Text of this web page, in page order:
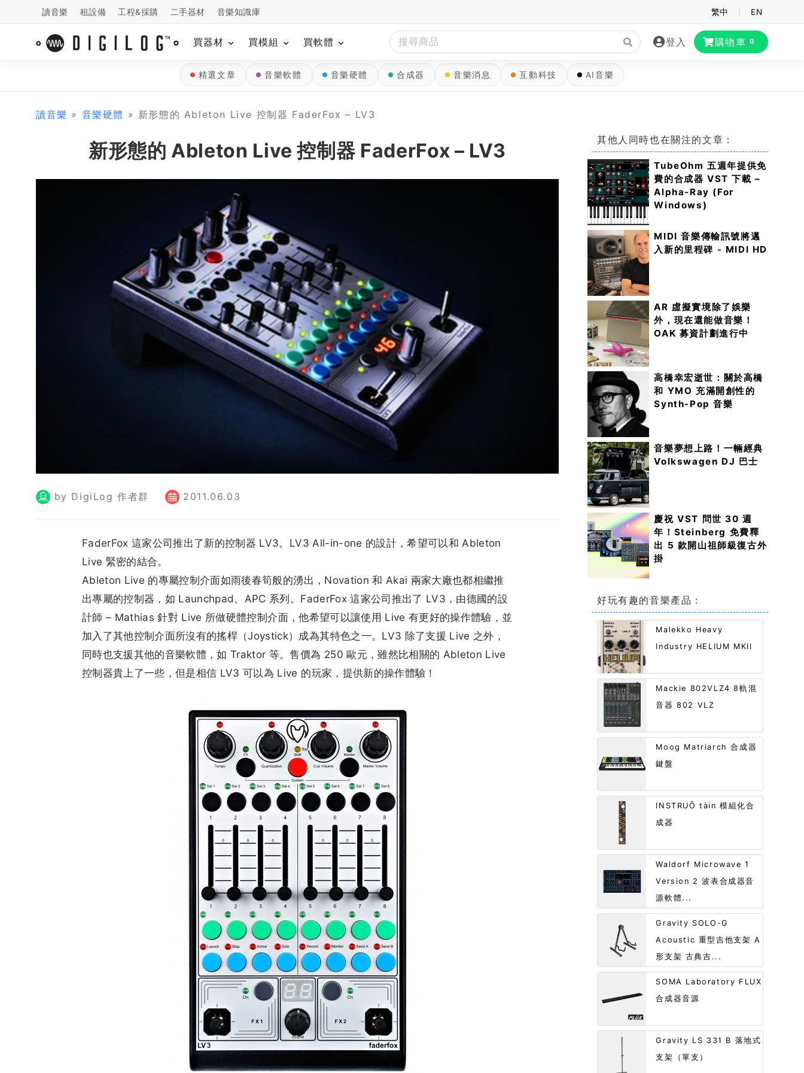
讀音樂 租設備 工程&採購 二手器材 音樂知識庫 繁中 EN
買器材 買模組 買軟體 登入 購物車 0
精選文章 音樂軟體 音樂硬體 合成器 音樂消息 互動科技 AI音樂
讀音樂 » 音樂硬體 » 新形態的 Ableton Live 控制器 FaderFox – LV3
新形態的 Ableton Live 控制器 FaderFox – LV3
by DigiLog 作者群 2011.06.03
FaderFox 這家公司推出了新的控制器 LV3。LV3 All-in-one 的設計，希望可以和 Ableton
Live 緊密的結合。
Ableton Live 的專屬控制介面如雨後春筍般的湧出，Novation 和 Akai 兩家大廠也都相繼推
出專屬的控制器，如 Launchpad、APC 系列。FaderFox 這家公司推出了 LV3，由德國的設
計師 – Mathias 針對 Live 所做硬體控制介面，他希望可以讓使用 Live 有更好的操作體驗，並
加入了其他控制介面所沒有的搖桿（Joystick）成為其特色之一。LV3 除了支援 Live 之外，
同時也支援其他的音樂軟體，如 Traktor 等。售價為 250 歐元，雖然比相關的 Ableton Live
控制器貴上了一些，但是相信 LV3 可以為 Live 的玩家，提供新的操作體驗！
其他人同時也在關注的文章：
TubeOhm 五週年提供免
費的合成器 VST 下載 –
Alpha-Ray (For
Windows)
MIDI 音樂傳輸訊號將邁
入新的里程碑 - MIDI HD
AR 虛擬實境除了娛樂
外，現在還能做音樂！
OAK 募資計劃進行中
高橋幸宏逝世：關於高橋
和 YMO 充滿開創性的
Synth-Pop 音樂
音樂夢想上路！一輛經典
Volkswagen DJ 巴士
慶祝 VST 問世 30 週
年！Steinberg 免費釋
出 5 款開山祖師級復古外
掛
好玩有趣的音樂產品：
Malekko Heavy
Industry HELIUM MKII
Mackie 802VLZ4 8軌混
音器 802 VLZ
Moog Matriarch 合成器
鍵盤
INSTRUŌ tàin 模組化合
成器
Waldorf Microwave 1
Version 2 波表合成器音
源軟體...
Gravity SOLO-G
Acoustic 重型吉他支架 A
形支架 古典吉...
SOMA Laboratory FLUX
合成器音源
Gravity LS 331 B 落地式
支架（單支）